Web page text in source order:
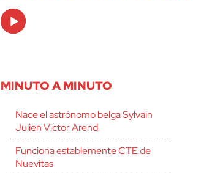
Audio
Player
MINUTO A MINUTO
Nace el astrónomo belga Sylvain
Julien Victor Arend.
Funciona establemente CTE de
Nuevitas